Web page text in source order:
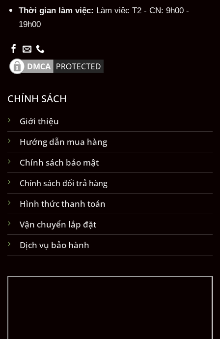
Thời gian làm việc: Làm việc T2 - CN: 9h00 -
19h00
CHÍNH SÁCH
Giới thiệu
Hướng dẫn mua hàng
Chính sách bảo mật
Chính sách đổi trả hàng
Hình thức thanh toán
Vận chuyển lắp đặt
Dịch vụ bảo hành